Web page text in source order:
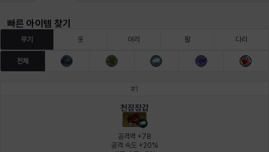
아야 아이솔 아이작 알렉스 알론소 얀
엘레나
빠른 아이템 찾기
무기 옷 머리 팔 다리
전체
#1
천잠장갑
공격력 +78
공격 속도 +20%